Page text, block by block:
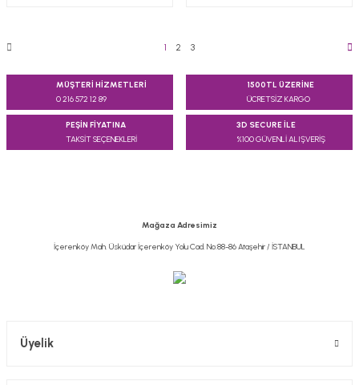
1 2 3
MÜŞTERİ HİZMETLERİ
0 216 572 12 89
1500TL ÜZERİNE
ÜCRETSİZ KARGO
PEŞİN FİYATINA
TAKSİT SEÇENEKLERİ
3D SECURE İLE
%100 GÜVENLİ ALIŞVERİŞ
Mağaza Adresimiz
İçerenköy Mah. Üsküdar İçerenköy Yolu Cad. No:88-86 Ataşehir / İSTANBUL
Üyelik